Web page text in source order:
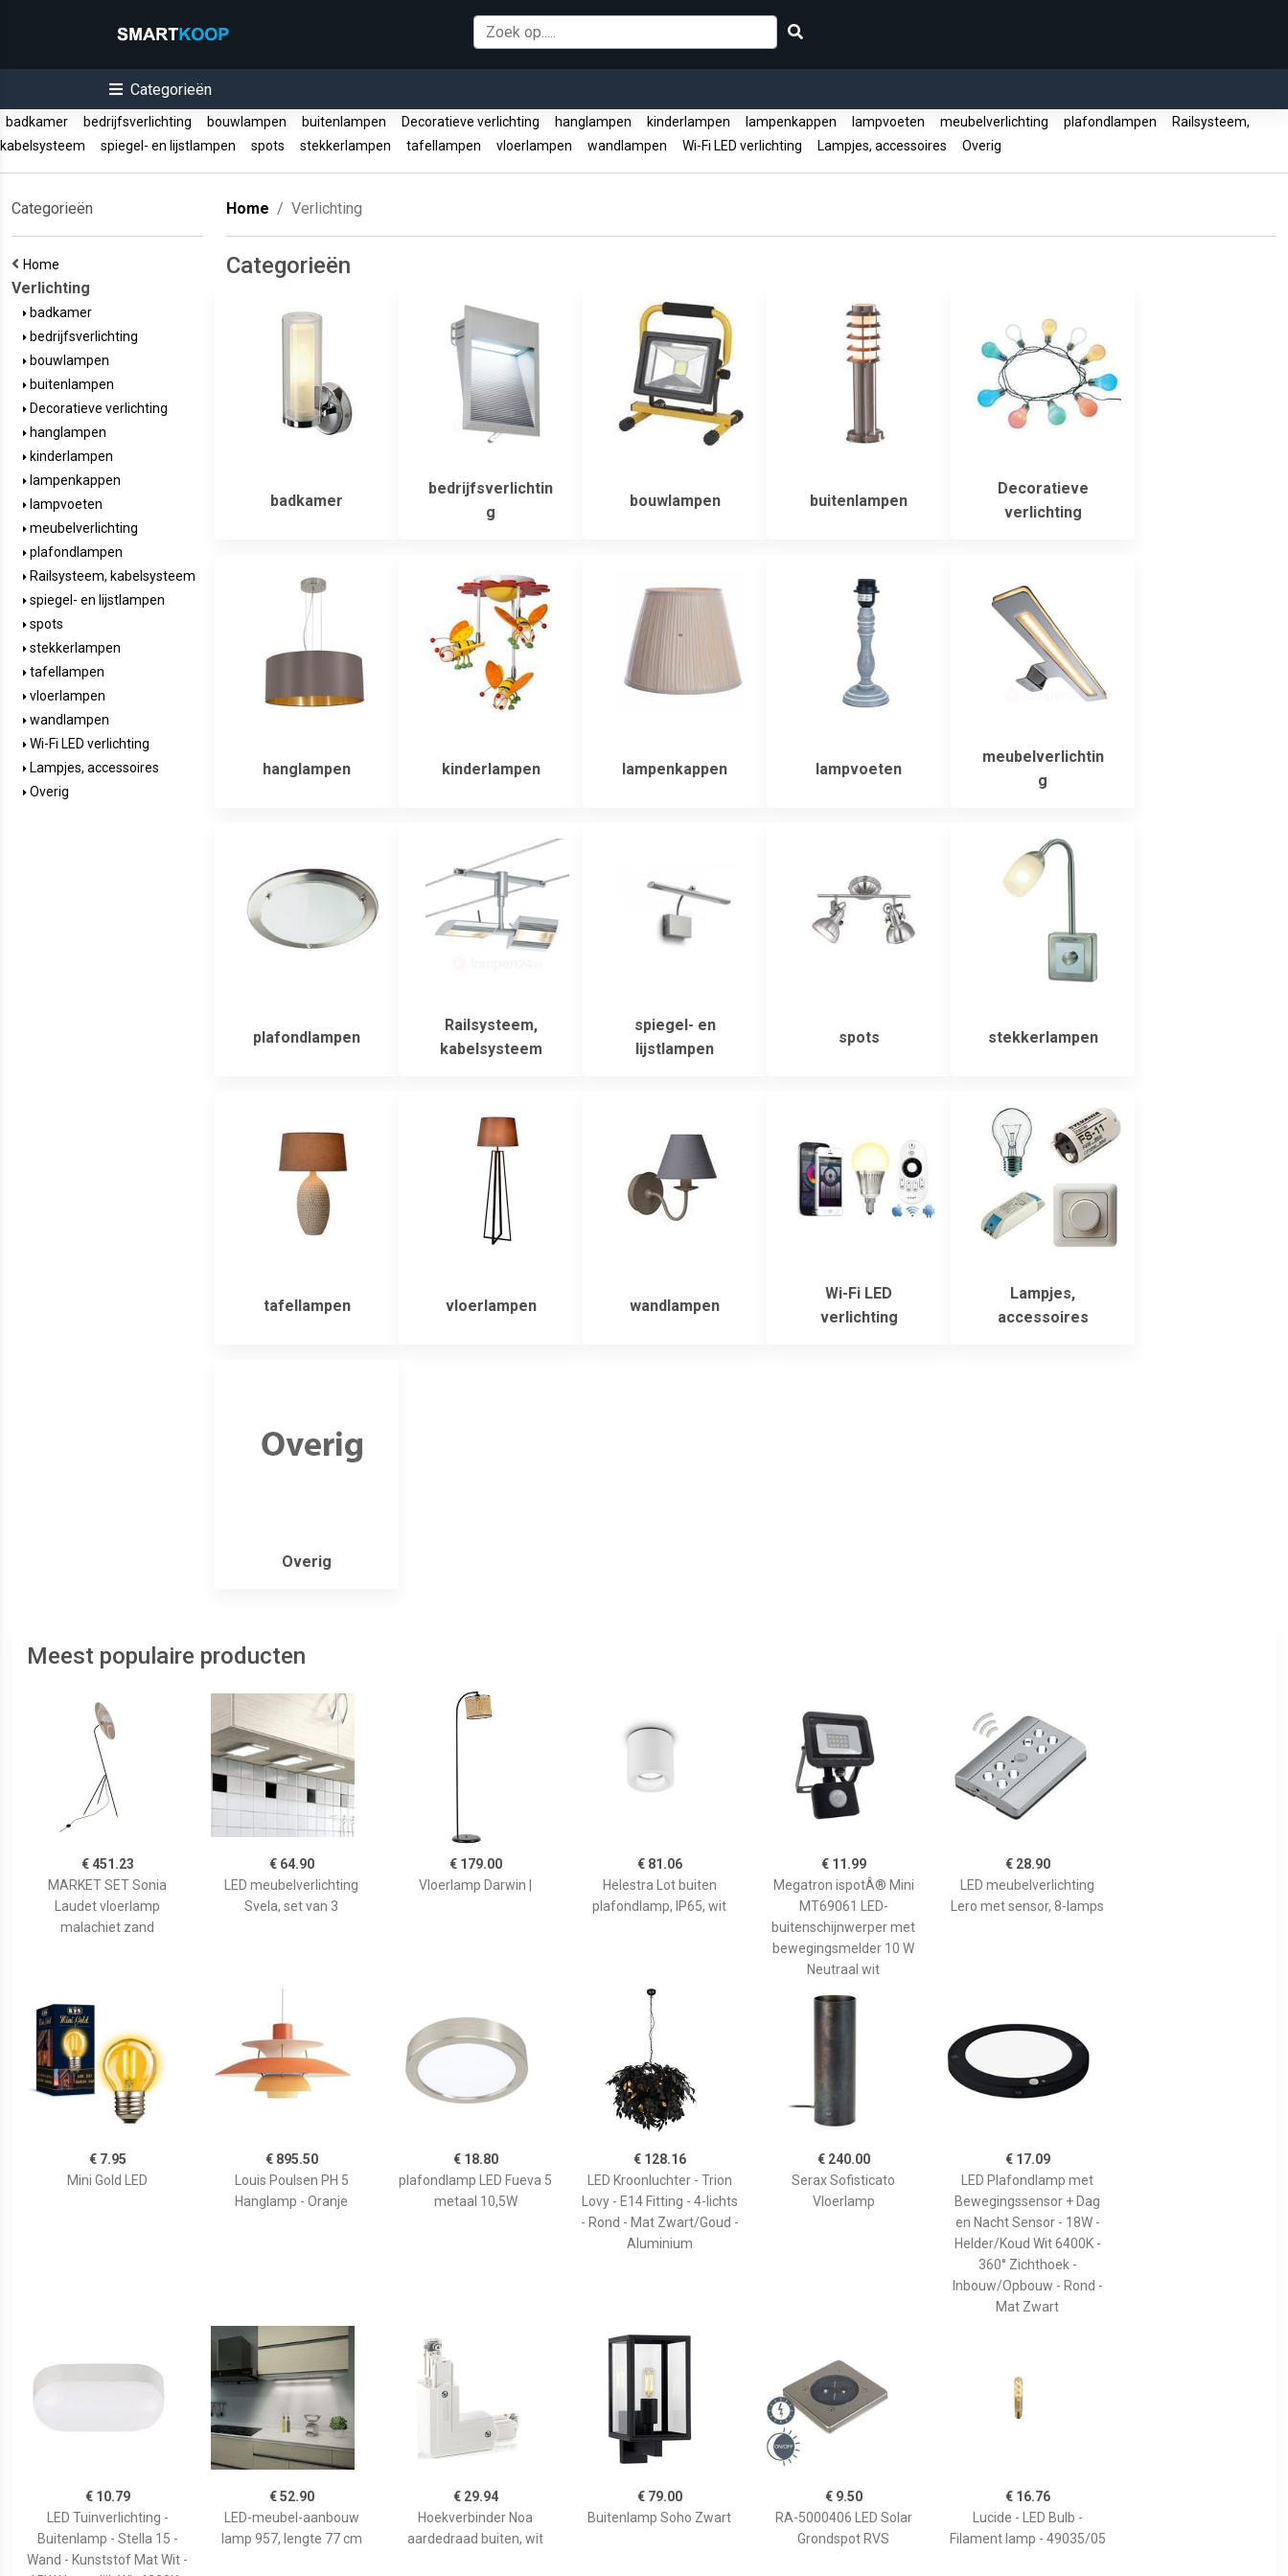
Categorieën
badkamer bedrijfsverlichting bouwlampen buitenlampen Decoratieve verlichting hanglampen kinderlampen lampenkappen lampvoeten meubelverlichting plafondlampen
Railsysteem,
kabelsysteem
spiegel- en lijstlampen spots stekkerlampen tafellampen vloerlampen wandlampen Wi-Fi LED verlichting Lampjes, accessoires Overig
Categorieën
Home
Verlichting
badkamer
bedrijfsverlichting
bouwlampen
buitenlampen
Decoratieve verlichting
hanglampen
kinderlampen
lampenkappen
lampvoeten
meubelverlichting
plafondlampen
Railsysteem, kabelsysteem
spiegel- en lijstlampen
spots
stekkerlampen
tafellampen
vloerlampen
wandlampen
Wi-Fi LED verlichting
Lampjes, accessoires
Overig
Home Verlichting
Categorieën
badkamer
bedrijfsverlichtin
g
bouwlampen buitenlampen
Decoratieve
verlichting
hanglampen kinderlampen lampenkappen lampvoeten
meubelverlichtin
g
plafondlampen
Railsysteem,
kabelsysteem
spiegel- en
lijstlampen
spots stekkerlampen
tafellampen vloerlampen wandlampen
Wi-Fi LED
verlichting
Lampjes,
accessoires
Overig
Meest populaire producten
€ 451.23
MARKET SET Sonia
Laudet vloerlamp
malachiet zand
€ 64.90
LED meubelverlichting
Svela, set van 3
€ 179.00
Vloerlamp Darwin |
€ 81.06
Helestra Lot buiten
plafondlamp, IP65, wit
€ 11.99
Megatron ispotÂ® Mini
MT69061 LED-
buitenschijnwerper met
bewegingsmelder 10 W
Neutraal wit
€ 28.90
LED meubelverlichting
Lero met sensor, 8-lamps
€ 7.95
Mini Gold LED
€ 895.50
Louis Poulsen PH 5
Hanglamp - Oranje
€ 18.80
plafondlamp LED Fueva 5
metaal 10,5W
€ 128.16
LED Kroonluchter - Trion
Lovy - E14 Fitting - 4-lichts
- Rond - Mat Zwart/Goud -
Aluminium
€ 240.00
Serax Sofisticato
Vloerlamp
€ 17.09
LED Plafondlamp met
Bewegingssensor + Dag
en Nacht Sensor - 18W -
Helder/Koud Wit 6400K -
360° Zichthoek -
Inbouw/Opbouw - Rond -
Mat Zwart
€ 10.79
LED Tuinverlichting -
Buitenlamp - Stella 15 -
Wand - Kunststof Mat Wit -
€ 52.90
LED-meubel-aanbouw
lamp 957, lengte 77 cm
€ 29.94
Hoekverbinder Noa
aardedraad buiten, wit
€ 79.00
Buitenlamp Soho Zwart
€ 9.50
RA-5000406 LED Solar
Grondspot RVS
€ 16.76
Lucide - LED Bulb -
Filament lamp - 49035/05